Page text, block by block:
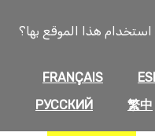
هذا الموقع بها؟
FRANÇAIS
繁中
РУССКИЙ